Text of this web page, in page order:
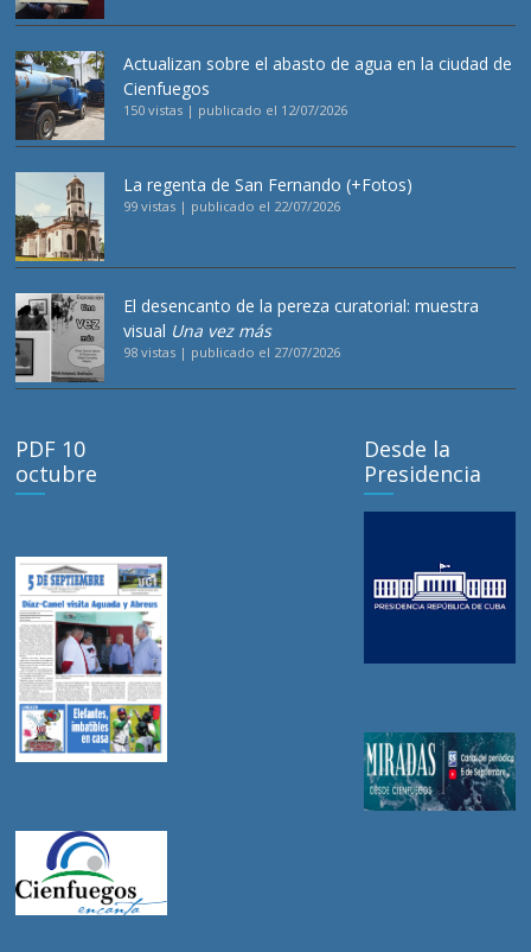
Actualizan sobre el abasto de agua en la ciudad de
Cienfuegos
150 vistas | publicado el 12/07/2026
La regenta de San Fernando (+Fotos)
99 vistas | publicado el 22/07/2026
El desencanto de la pereza curatorial: muestra
visual Una vez más
98 vistas | publicado el 27/07/2026
PDF 10
octubre
Desde la
Presidencia